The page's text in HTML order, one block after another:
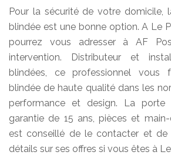
Pour la sécurité de votre domicile,
blindée est une bonne option. A Le
pourrez vous adresser à AF
intervention. Distributeur et
blindées, ce professionnel vous
blindée de haute qualité dans les
performance et design. La porte
garantie de 15 ans, pièces et
est conseillé de le contacter et de
détails sur ses offres si vous êtes à